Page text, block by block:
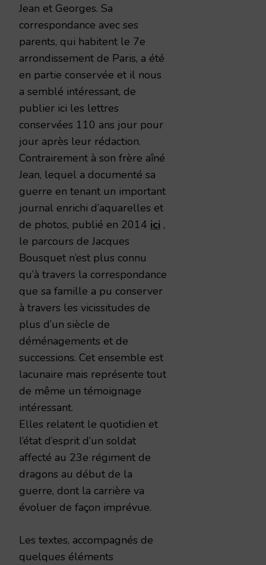
Jean et Georges. Sa
correspondance avec ses
parents, qui habitent le 7e
arrondissement de Paris, a été
en partie conservée et il nous
a semblé intéressant, de
publier ici les lettres
conservées 110 ans jour pour
jour après leur rédaction.
Contrairement à son frère aîné
Jean, lequel a documenté sa
guerre en tenant un important
journal enrichi d’aquarelles et
de photos, publié en 2014 ici ,
le parcours de Jacques
Bousquet n’est plus connu
qu’à travers la correspondance
que sa famille a pu conserver
à travers les vicissitudes de
plus d’un siècle de
déménagements et de
successions. Cet ensemble est
lacunaire mais représente tout
de même un témoignage
intéressant.
Elles relatent le quotidien et
l’état d’esprit d’un soldat
affecté au 23e régiment de
dragons au début de la
guerre, dont la carrière va
évoluer de façon imprévue.
Les textes, accompagnés de
quelques éléments